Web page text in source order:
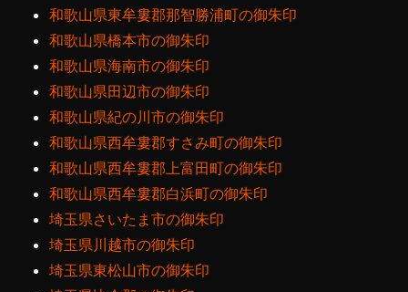
和歌山県東牟婁郡那智勝浦町の御朱印
和歌山県橋本市の御朱印
和歌山県海南市の御朱印
和歌山県田辺市の御朱印
和歌山県紀の川市の御朱印
和歌山県西牟婁郡すさみ町の御朱印
和歌山県西牟婁郡上富田町の御朱印
和歌山県西牟婁郡白浜町の御朱印
埼玉県さいたま市の御朱印
埼玉県川越市の御朱印
埼玉県東松山市の御朱印